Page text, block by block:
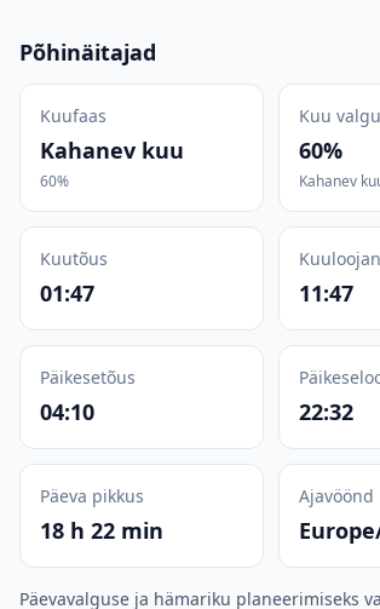
Põhinäitajad
Kuufaas
Kahanev kuu
60%
Kuu
60%
Kahanev
Kuutõus
01:47 11:47
Päikesetõus
04:10 22:32
Päeva pikkus
18 h 22 min
Ajavöönd
Päevavalguse ja hämariku planeerimiseks